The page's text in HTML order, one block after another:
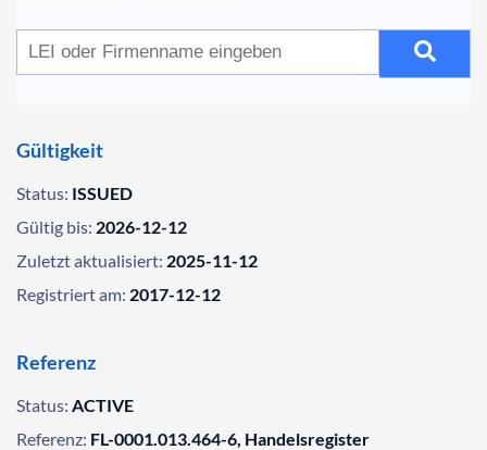
Gültigkeit
Status: ISSUED
Gültig bis: 2026-12-12
Zuletzt aktualisiert: 2025-11-12
Registriert am: 2017-12-12
Referenz
Status: ACTIVE
Referenz: FL-0001.013.464-6, Handelsregister